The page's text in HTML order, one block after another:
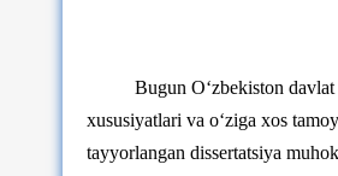
Bugun O‘zbekiston
xususiyatlari va o‘ziga xos
tayyorlangan dissertatsiya